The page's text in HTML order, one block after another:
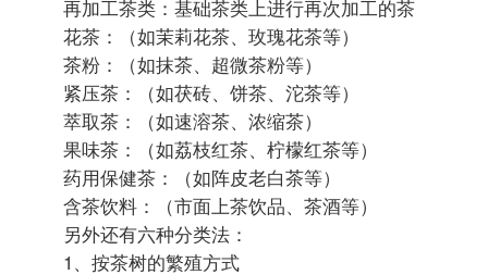
再加工茶类
基础茶类根据加工工艺、发酵程度又分：
绿茶（不发酵茶）：杀青一揉捻一干燥
炒青绿茶：眉茶、珠茶、细嫩炒青
烘青绿茶：普通烘青、细嫩烘青
晒青绿茶：（如滇青、川青、陕青等）
蒸青绿茶：（如煎茶、恩施玉露等）
白茶（微发酵茶）：萎凋一干燥
白毫银针、白牡丹、贡眉、寿眉
黄茶（轻发酵茶）：萎凋一杀青一揉捻一闷黄一干